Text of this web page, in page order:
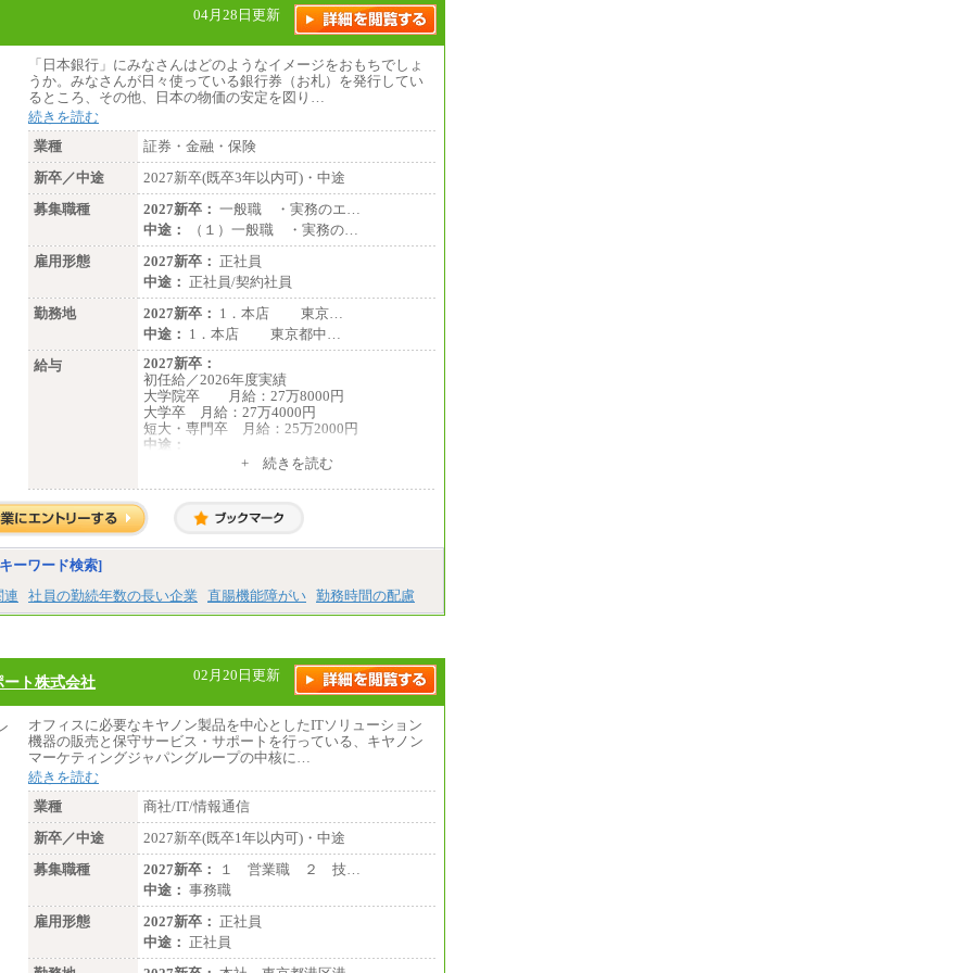
04月28日更新
「日本銀行」にみなさんはどのようなイメージをおもちでしょ
うか。みなさんが日々使っている銀行券（お札）を発行してい
るところ、その他、日本の物価の安定を図り…
続きを読む
業種
証券・金融・保険
新卒／中途
2027新卒(既卒3年以内可)・中途
募集職種
2027新卒： 一般職 ・実務のエ…
中途：
（１）一般職 ・実務の…
雇用形態
2027新卒： 正社員
中途： 正社員/契約社員
勤務地
2027新卒： 1．本店 東京…
中途： 1．本店 東京都中…
給与
2027新卒：
初任給／2026年度実績
大学院卒 月給：27万8000円
大学卒 月給：27万4000円
短大・専門卒 月給：25万2000円
中途：
（１）（２）共通
月給：24万0000円～34万8420円
※職務経験等を考慮し決定いたします。
※試用期間中も給与に変更はございません
+ 続きを読む
ーワード検索]
連
社員の勤続年数の長い企業 直腸機能障がい 勤務時間の配慮
ト株式会社 02月20日更新
オフィスに必要なキヤノン製品を中心としたITソリューション
機器の販売と保守サービス・サポートを行っている、キヤノン
マーケティングジャパングループの中核に…
続きを読む
業種
商社/IT/情報通信
新卒／中途
2027新卒(既卒1年以内可)・中途
募集職種
2027新卒：
１ 営業職 ２ 技…
中途： 事務職
雇用形態
2027新卒： 正社員
中途： 正社員